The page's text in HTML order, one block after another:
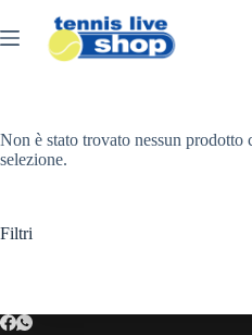
al
contenuto
Non è stato trovato nessun prodotto
selezione.
Filtri